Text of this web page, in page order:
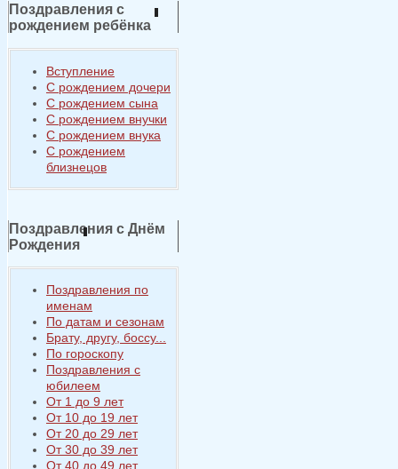
Поздравления с
рождением ребёнка
Вступление
С рождением дочери
С рождением сына
С рождением внучки
С рождением внука
С рождением
близнецов
Поздравления с Днём
Рождения
Поздравления по
именам
По датам и сезонам
Брату, другу, боссу...
По гороскопу
Поздравления с
юбилеем
От 1 до 9 лет
От 10 до 19 лет
От 20 до 29 лет
От 30 до 39 лет
От 40 до 49 лет